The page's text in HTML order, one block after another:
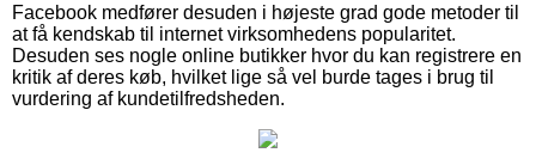
Facebook medfører desuden i højeste grad gode metoder til
at få kendskab til internet virksomhedens popularitet.
Desuden ses nogle online butikker hvor du kan registrere en
kritik af deres køb, hvilket lige så vel burde tages i brug til
vurdering af kundetilfredsheden.